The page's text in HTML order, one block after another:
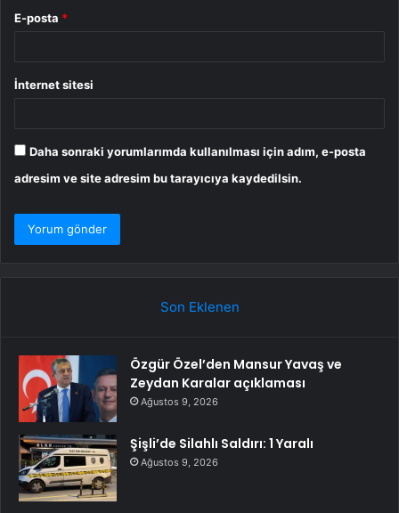
E-posta *
İnternet sitesi
Daha sonraki yorumlarımda kullanılması için adım, e-posta
adresim ve site adresim bu tarayıcıya kaydedilsin.
Son Eklenen
Özgür Özel’den Mansur Yavaş ve
Zeydan Karalar açıklaması
Ağustos 9, 2026
Şişli’de Silahlı Saldırı: 1 Yaralı
Ağustos 9, 2026